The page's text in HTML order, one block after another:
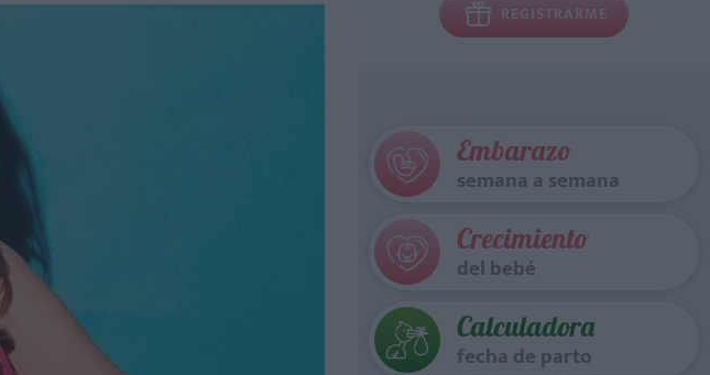
REGISTRARME
Embarazo
semana a semana
Crecimiento
del bebé
Calculadora
fecha de parto